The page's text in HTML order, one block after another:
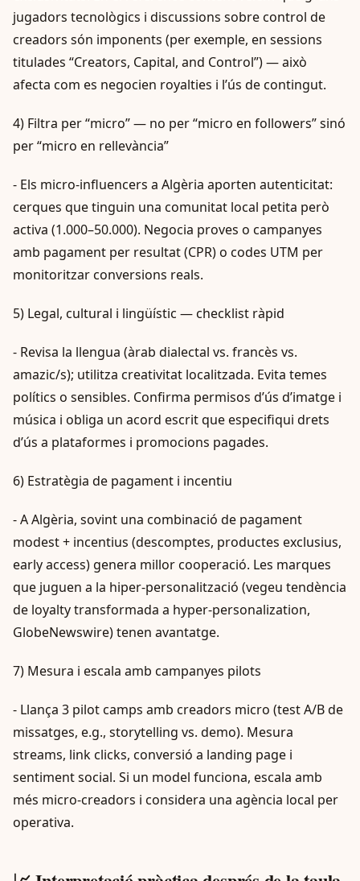
jugadors tecnològics i discussions sobre control de
creadors són imponents (per exemple, en sessions
titulades “Creators, Capital, and Control”) — això
afecta com es negocien royalties i l’ús de contingut.
4) Filtra per “micro” — no per “micro en followers” sinó
per “micro en rellevància”
- Els micro-influencers a Algèria aporten autenticitat:
cerques que tinguin una comunitat local petita però
activa (1.000–50.000). Negocia proves o campanyes
amb pagament per resultat (CPR) o codes UTM per
monitoritzar conversions reals.
5) Legal, cultural i lingüístic — checklist ràpid
- Revisa la llengua (àrab dialectal vs. francès vs.
amazic/s); utilitza creativitat localitzada. Evita temes
polítics o sensibles. Confirma permisos d’ús d’imatge i
música i obliga un acord escrit que especifiqui drets
d’ús a plataformes i promocions pagades.
6) Estratègia de pagament i incentiu
- A Algèria, sovint una combinació de pagament
modest + incentius (descomptes, productes exclusius,
early access) genera millor cooperació. Les marques
que juguen a la hiper-personalització (vegeu tendència
de loyalty transformada a hyper-personalization,
GlobeNewswire) tenen avantatge.
7) Mesura i escala amb campanyes pilots
- Llança 3 pilot camps amb creadors micro (test A/B de
missatges, e.g., storytelling vs. demo). Mesura
streams, link clicks, conversió a landing page i
sentiment social. Si un model funciona, escala amb
més micro-creadors i considera una agència local per
operativa.